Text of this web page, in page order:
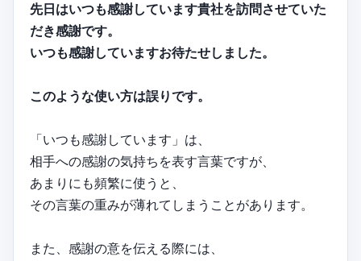
先日はいつも感謝しています貴社を訪問させていた
だき感謝です。
いつも感謝していますお待たせしました。
このような使い方は誤りです。
「いつも感謝しています」は、
相手への感謝の気持ちを表す言葉ですが、
あまりにも頻繁に使うと、
その言葉の重みが薄れてしまうことがあります。
また、感謝の意を伝える際には、